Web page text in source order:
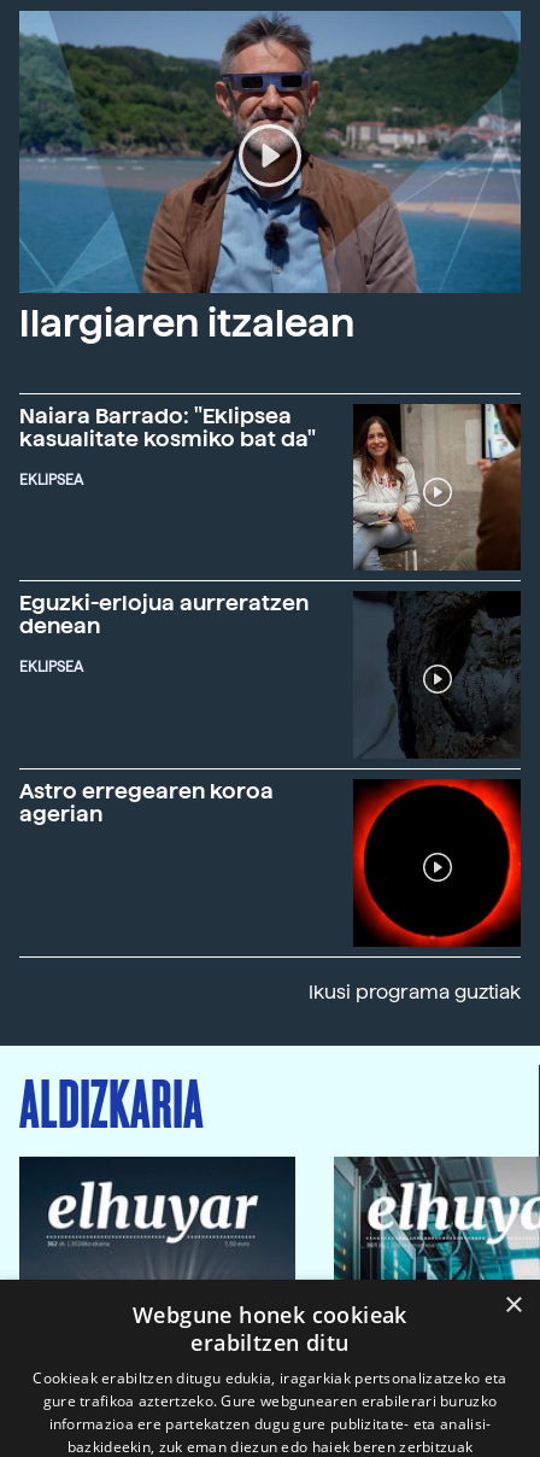
Ilargiaren itzalean
Naiara Barrado: "Eklipsea
kasualitate kosmiko bat da"
EKLIPSEA
Eguzki-erlojua aurreratzen
denean
EKLIPSEA
Astro erregearen koroa
agerian
Ikusi programa guztiak
ALDIZKARIA
×
Webgune honek cookieak
erabiltzen ditu
Cookieak erabiltzen ditugu edukia, iragarkiak pertsonalizatzeko eta
gure trafikoa aztertzeko. Gure webgunearen erabilerari buruzko
informazioa ere partekatzen dugu gure publizitate- eta analisi-
bazkideekin, zuk eman diezun edo haiek beren zerbitzuak